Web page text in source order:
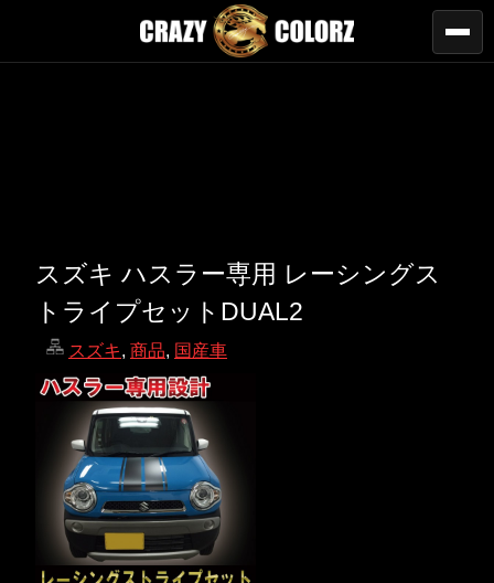
スズキ ハスラー専用 レーシングス
トライプセットDUAL2
スズキ, 商品, 国産車